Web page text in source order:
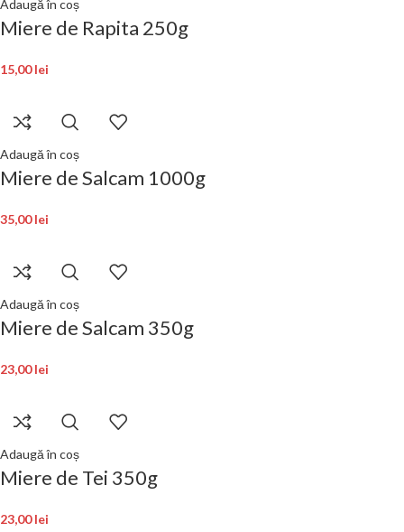
Adaugă în coș
Miere de Rapita 250g
15,00lei
Adaugă în coș
Miere de Salcam 1000g
35,00lei
Adaugă în coș
Miere de Salcam 350g
23,00lei
Adaugă în coș
Miere de Tei 350g
23,00lei